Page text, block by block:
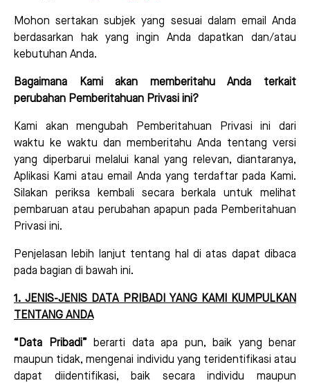
Mohon sertakan subjek yang sesuai dalam email Anda
berdasarkan hak yang ingin Anda dapatkan dan/atau
kebutuhan Anda.
Bagaimana Kami akan memberitahu Anda terkait
perubahan Pemberitahuan Privasi ini?
Kami akan mengubah Pemberitahuan Privasi ini dari
waktu ke waktu dan memberitahu Anda tentang versi
yang diperbarui melalui kanal yang relevan, diantaranya,
Aplikasi Kami atau email Anda yang terdaftar pada Kami.
Silakan periksa kembali secara berkala untuk melihat
pembaruan atau perubahan apapun pada Pemberitahuan
Privasi ini.
Penjelasan lebih lanjut tentang hal di atas dapat dibaca
pada bagian di bawah ini.
1. JENIS-JENIS DATA PRIBADI YANG KAMI KUMPULKAN
TENTANG ANDA
“Data Pribadi”
berarti data apa pun, baik yang benar
maupun tidak, mengenai individu yang teridentifikasi atau
dapat diidentifikasi, baik secara individu maupun